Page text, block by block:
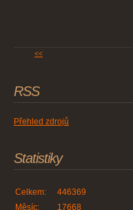
<<
RSS
Přehled zdrojů
Statistiky
Celkem:
446369
Měsíc:
17668